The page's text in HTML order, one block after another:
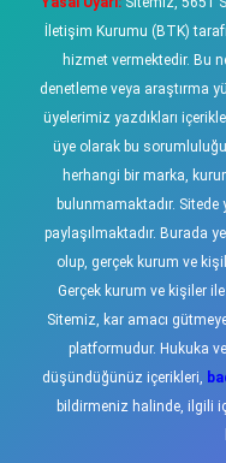
İletişim Kurumu (BTK)
hizmet vermektedir. Bu
denetleme veya araştırma
üyelerimiz yazdıkları
üye olarak bu
herhangi bir marka,
bulunmamaktadır. Sitede
paylaşılmaktadır. Burada
olup, gerçek kurum ve
Gerçek kurum ve kişiler
Sitemiz, kar amacı
platformudur. Hukuka
düşündüğünüz içerikleri,
bildirmeniz halinde, ilgili